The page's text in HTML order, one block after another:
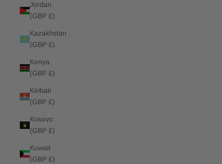
Jordan
(GBP £)
Kazakhstan
(GBP £)
Kenya
(GBP £)
Kiribati
(GBP £)
Kosovo
(GBP £)
Kuwait
(GBP £)